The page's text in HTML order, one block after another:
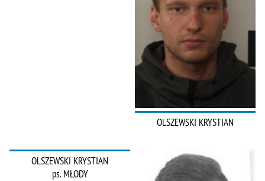
OLSZEWSKI KRYSTIAN
OLSZEWSKI KRYSTIAN
ps. MŁODY